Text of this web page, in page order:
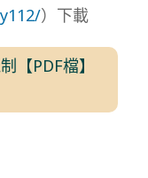
）下載
【PDF檔】